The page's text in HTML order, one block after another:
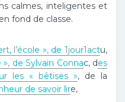
calmes, inteligentes et
fond de classe.
l’école », de 1jour1actu,
», de Sylvain Connac, des
les « bêtises », de la
de savoir lire,